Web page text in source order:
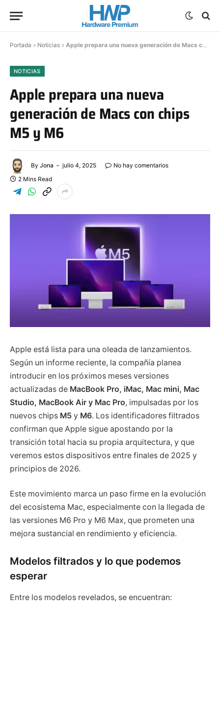
Portada » Noticias » Apple prepara una nueva generación de Macs con chips M5 y M6
NOTICIAS
Apple prepara una nueva
generación de Macs con chips
M5 y M6
By Jona julio 4, 2025
No hay comentarios
2 Mins Read
Apple está lista para una oleada de lanzamientos.
Según un informe reciente, la compañía planea
introducir en los próximos meses versiones
actualizadas de MacBook Pro, iMac, Mac mini, Mac
Studio, MacBook Air y Mac Pro, impulsadas por los
nuevos chips M5 y M6. Los identificadores filtrados
confirman que Apple sigue apostando por la
transición total hacia su propia arquitectura, y que
veremos estos dispositivos entre finales de 2025 y
principios de 2026.
Este movimiento marca un paso firme en la evolución
del ecosistema Mac, especialmente con la llegada de
las versiones M6 Pro y M6 Max, que prometen una
mejora sustancial en rendimiento y eficiencia.
Modelos filtrados y lo que podemos
esperar
Entre los modelos revelados, se encuentran: